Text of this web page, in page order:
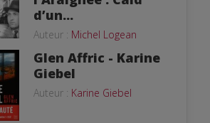
d’un...
Auteur : Michel Logean
Glen Affric - Karine
Giebel
Auteur : Karine Giebel